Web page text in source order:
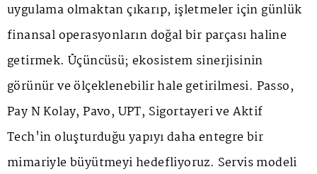
uygulama olmaktan çıkarıp, işletmeler için günlük
finansal operasyonların doğal bir parçası haline
getirmek. Üçüncüsü; ekosistem sinerjisinin
görünür ve ölçeklenebilir hale getirilmesi. Passo,
Pay N Kolay, Pavo, UPT, Sigortayeri ve Aktif
Tech'in oluşturduğu yapıyı daha entegre bir
mimariyle büyütmeyi hedefliyoruz. Servis modeli